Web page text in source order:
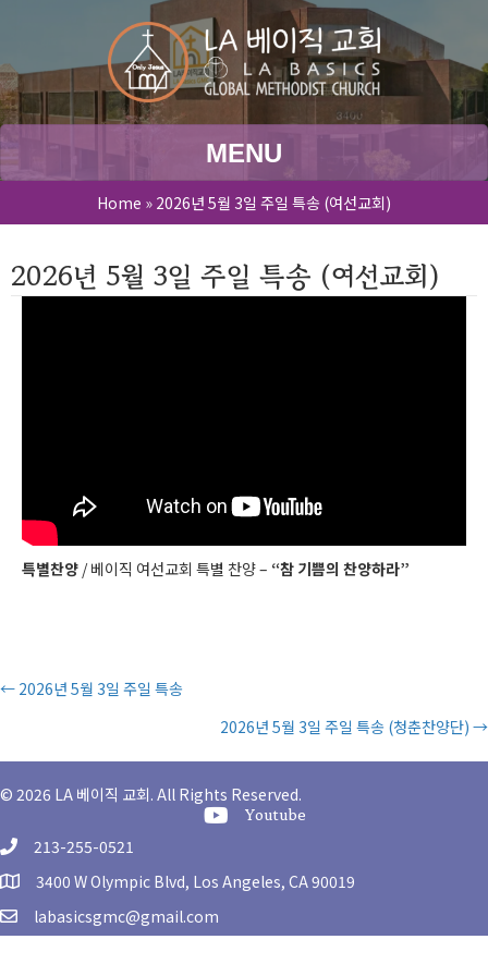
MENU
Home » 2026년 5월 3일 주일 특송 (여선교회)
2026년 5월 3일 주일 특송 (여선교회)
특별찬양 / 베이직 여선교회 특별 찬양 – “참 기쁨의 찬양하라”
Posts
← 2026년 5월 3일 주일 특송
2026년 5월 3일 주일 특송 (청춘찬양단) →
© 2026 LA 베이직 교회. All Rights Reserved.
Youtube Channel
Youtube
213-255-0521
3400 W Olympic Blvd, Los Angeles, CA 90019
labasicsgmc@gmail.com